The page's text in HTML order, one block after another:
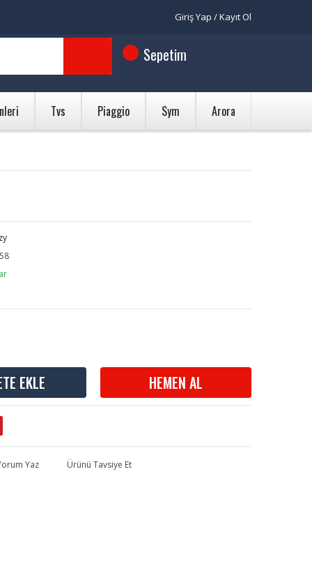
Giriş Yap / Kayıt Ol
Sepetim
Tvs Piaggio Sym Arora
EKLE HEMEN AL
Yaz Ürünü Tavsiye Et